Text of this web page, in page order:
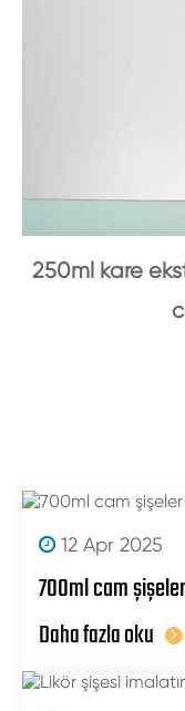
250ml kare
12 Apr 2025
700ml cam
Daha fazla oku